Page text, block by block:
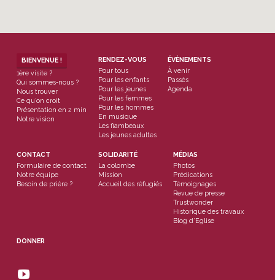
BIENVENUE !
1ère visite ?
Qui sommes-nous ?
Nous trouver
Ce qu’on croit
Présentation en 2 min
Notre vision
RENDEZ-VOUS
Pour tous
Pour les enfants
Pour les jeunes
Pour les femmes
Pour les hommes
En musique
Les flambeaux
Les jeunes adultes
ÉVÈNEMENTS
À venir
Passés
Agenda
CONTACT
Formulaire de contact
Notre équipe
Besoin de prière ?
SOLIDARITÉ
La colombe
Mission
Accueil des réfugiés
MÉDIAS
Photos
Prédications
Témoignages
Revue de presse
Trustwonder
Historique des travaux
Blog d’Eglise
DONNER